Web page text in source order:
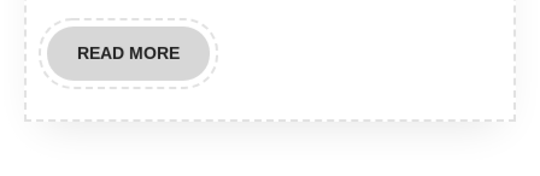
READ MOREREAD
MORE